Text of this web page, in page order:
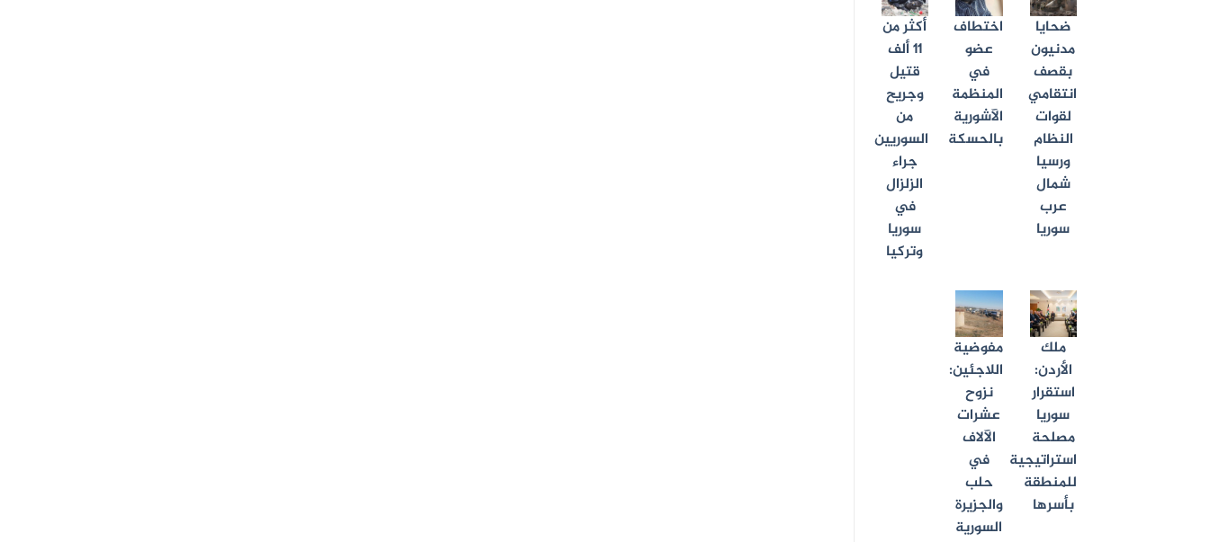
ضحايا
مدنيون
بقصف
انتقامي
لقوات
النظام
ورسيا
شمال
عرب
سوريا
اختطاف
عضو
في
المنظمة
الآشورية
بالحسكة
أكثر من
11 ألف
قتيل
وجريح
من
السوريين
جراء
الزلزال
في
سوريا
وتركيا
ملك
الأردن:
استقرار
سوريا
مصلحة
استراتيجية
للمنطقة
بأسرها
مفوضية
اللاجئين:
نزوح
عشرات
الآلاف
في
حلب
والجزيرة
السورية